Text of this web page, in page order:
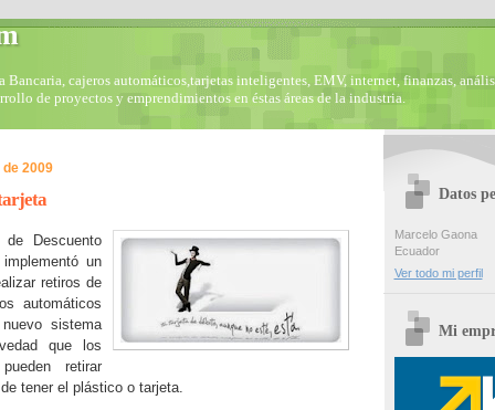
cajeros automáticos,tarjetas inteligentes, EMV, internet, finanzas,
de proyectos y emprendimientos en éstas áreas de la industria.
2009
Descuento
un
retiros de
automáticos
sistema
que los
retirar
tener el plástico o tarjeta.
Datos
Marcelo Gaona
Ecuador
Ver todo mi perfil
Mi